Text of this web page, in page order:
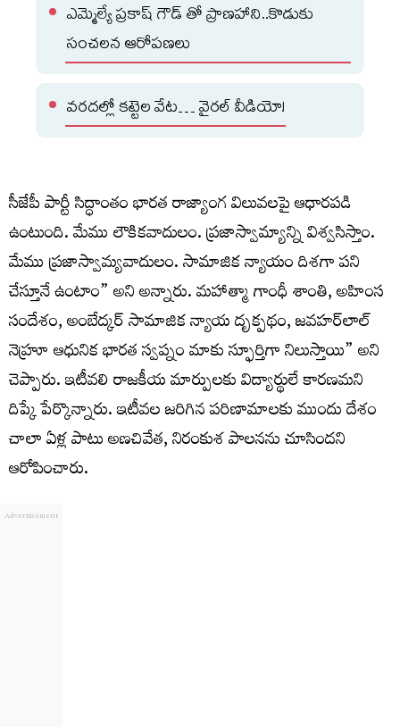
ఎమ్మెల్యే ప్రకాష్ గౌడ్ తో ప్రాణహాని..కొడుకు
సంచలన ఆరోపణలు
వరదల్లో కట్టెల వేట… వైరల్ వీడియో!
సీజేపీ పార్టీ సిద్ధాంతం భారత రాజ్యాంగ విలువలపై ఆధారపడి
ఉంటుంది. మేము లౌకికవాదులం. ప్రజాస్వామ్యాన్ని విశ్వసిస్తాం.
మేము ప్రజాస్వామ్యవాదులం. సామాజిక న్యాయం దిశగా పని
చేస్తూనే ఉంటాం” అని అన్నారు. మహాత్మా గాంధీ శాంతి, అహింస
సందేశం, అంబేద్కర్ సామాజిక న్యాయ దృక్పథం, జవహర్‌లాల్
నెహ్రూ ఆధునిక భారత స్వప్నం మాకు స్ఫూర్తిగా నిలుస్తాయి” అని
చెప్పారు. ఇటీవలి రాజకీయ మార్పులకు విద్యార్థులే కారణమని
దిప్కే పేర్కొన్నారు. ఇటీవల జరిగిన పరిణామాలకు ముందు దేశం
చాలా ఏళ్ల పాటు అణచివేత, నిరంకుశ పాలనను చూసిందని
ఆరోపించారు.